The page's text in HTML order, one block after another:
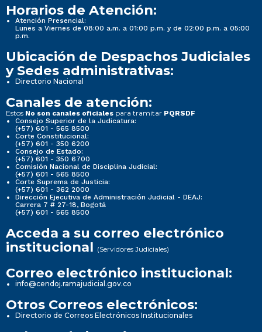
Horarios de Atención:
Atención Presencial:
Lunes a Viernes de 08:00 a.m. a 01:00 p.m. y de 02:00 p.m. a 05:00
p.m.
Ubicación de Despachos Judiciales
y Sedes administrativas:
Directorio Nacional
Canales de atención:
Estos No son canales oficiales para tramitar PQRSDF
Consejo Superior de la Judicatura:
(+57) 601 - 565 8500
Corte Constitucional:
(+57) 601 - 350 6200
Consejo de Estado:
(+57) 601 - 350 6700
Comisión Nacional de Disciplina Judicial:
(+57) 601 - 565 8500
Corte Suprema de Justicia:
(+57) 601 - 362 2000
Dirección Ejecutiva de Administración Judicial - DEAJ:
Carrera 7 # 27-18, Bogotá
(+57) 601 - 565 8500
Acceda a su correo electrónico
institucional (Servidores Judiciales)
Correo electrónico institucional:
info@cendoj.ramajudicial.gov.co
Otros Correos electrónicos:
Directorio de Correos Electrónicos Institucionales